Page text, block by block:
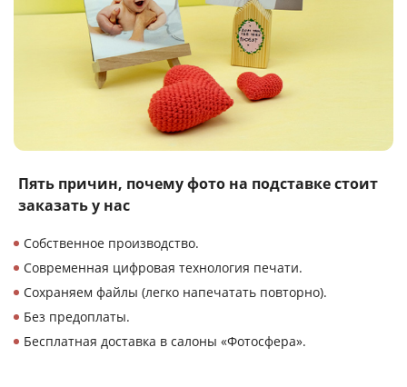
Пять причин, почемуфото на подставкестоит
заказать у нас
Собственное производство.
Современная цифровая технология печати.
Сохраняем файлы (легко напечатать повторно).
Без предоплаты.
Бесплатная доставка в салоны «Фотосфера».